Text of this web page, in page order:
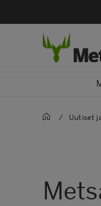
/ Uutiset